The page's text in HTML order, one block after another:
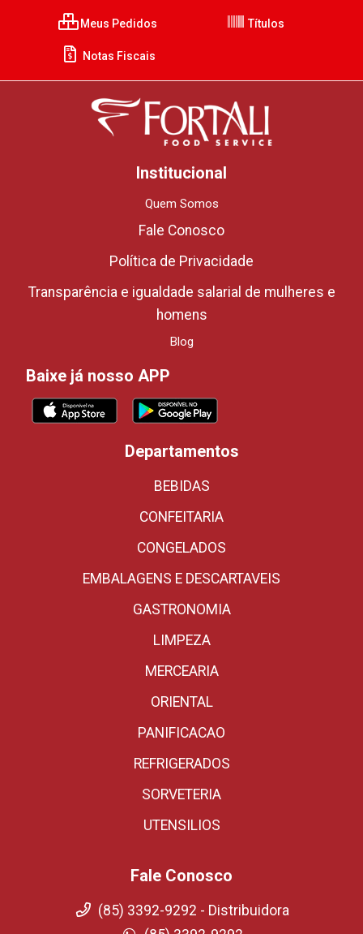
Meus Pedidos Títulos
Notas Fiscais
Institucional
Quem Somos
Fale Conosco
Política de Privacidade
Transparência e igualdade salarial de mulheres e
homens
Blog
Baixe já nosso APP
Departamentos
BEBIDAS
CONFEITARIA
CONGELADOS
EMBALAGENS E DESCARTAVEIS
GASTRONOMIA
LIMPEZA
MERCEARIA
ORIENTAL
PANIFICACAO
REFRIGERADOS
SORVETERIA
UTENSILIOS
Fale Conosco
(85) 3392-9292 - Distribuidora